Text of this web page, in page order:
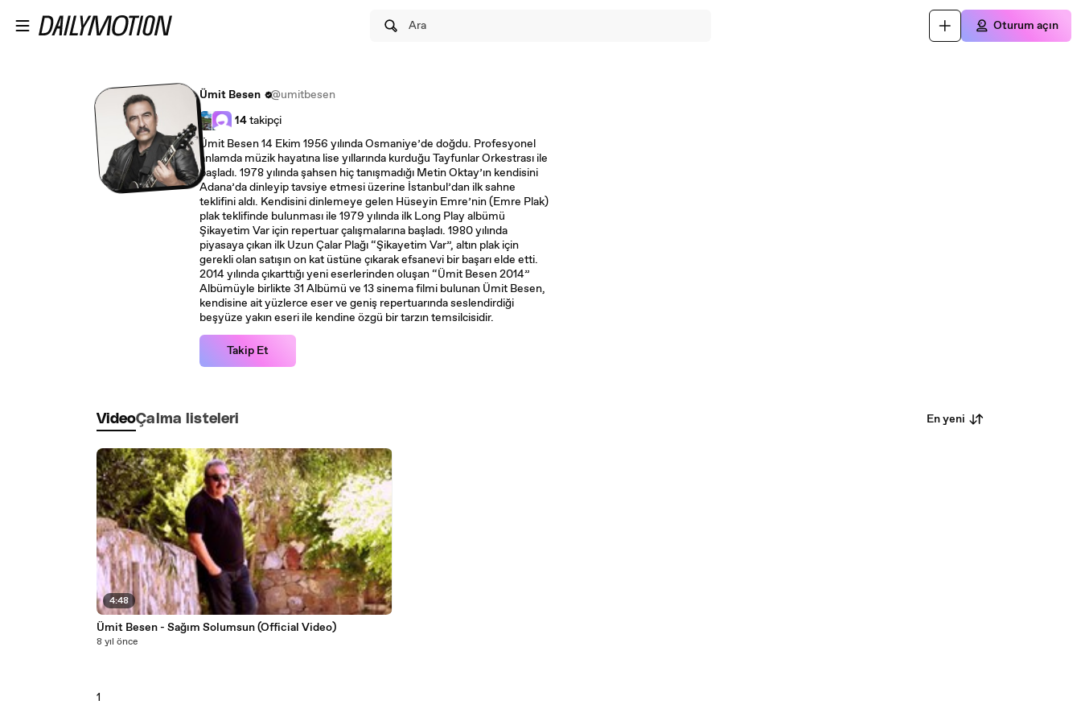
Ara Oturum açın
Ümit Besen
@umitbesen
14takipçi
Ümit Besen 14 Ekim 1956 yılında Osmaniye’de doğdu. Profesyonel
anlamda müzik hayatına lise yıllarında kurduğu Tayfunlar Orkestrası ile
başladı. 1978 yılında şahsen hiç tanışmadığı Metin Oktay’ın kendisini
Adana’da dinleyip tavsiye etmesi üzerine İstanbul’dan ilk sahne
teklifini aldı. Kendisini dinlemeye gelen Hüseyin Emre’nin (Emre Plak)
plak teklifinde bulunması ile 1979 yılında ilk Long Play albümü
Şikayetim Var için repertuar çalışmalarına başladı. 1980 yılında
piyasaya çıkan ilk Uzun Çalar Plağı “Şikayetim Var”, altın plak için
gerekli olan satışın on kat üstüne çıkarak efsanevi bir başarı elde etti.
2014 yılında çıkarttığı yeni eserlerinden oluşan “Ümit Besen 2014”
Albümüyle birlikte 31 Albümü ve 13 sinema filmi bulunan Ümit Besen,
kendisine ait yüzlerce eser ve geniş repertuarında seslendirdiği
beşyüze yakın eseri ile kendine özgü bir tarzın temsilcisidir.
Takip Et
VideoÇalma listeleri En yeni
4:48
Ümit Besen - Sağım Solumsun (Official Video)
8 yıl önce
1